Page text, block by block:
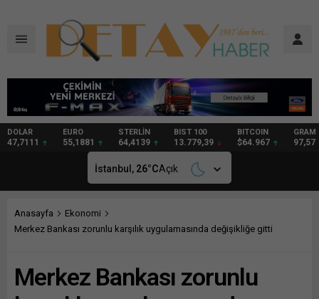
DOLAR
47,7111
EURO
55,1881
STERLİN
64,4139
BIST 100
13.779,39
BITCOIN
$64.967
GRAM
97,57
İstanbul, 26°CAçık
Anasayfa
Ekonomi
Merkez Bankası zorunlu karşılık uygulamasında değişikliğe gitti
Merkez Bankası zorunlu